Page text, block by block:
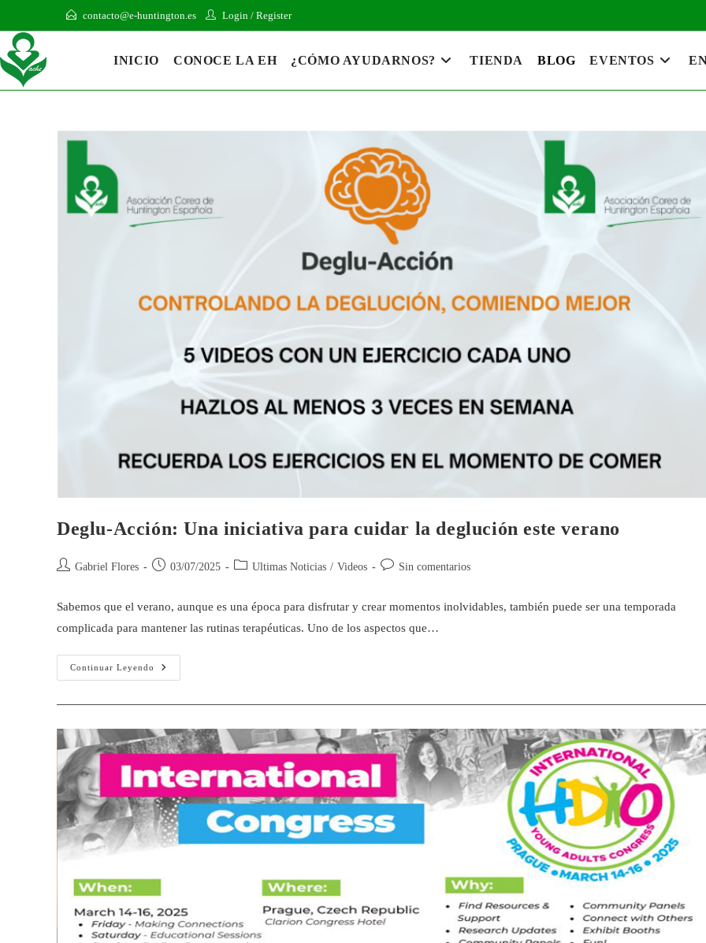
contacto@e-huntington.es Login / Register
INICIO CONOCE LA EH ¿CÓMO AYUDARNOS? TIENDA BLOG EVENTOS
Deglu-Acción: Una iniciativa para cuidar la deglución este verano
Gabriel Flores 03/07/2025 Ultimas Noticias / Videos Sin comentarios
Sabemos que el verano, aunque es una época para disfrutar y crear momentos inolvidables, también puede ser una temporada
complicada para mantener las rutinas terapéuticas. Uno de los aspectos que…
Continuar Leyendo